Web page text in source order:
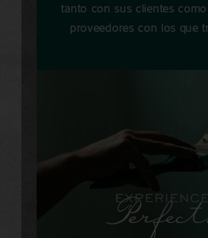
tanto con sus clientes
proveedores con los que